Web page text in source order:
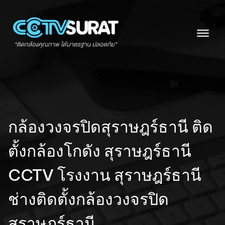
content
กล้องวงจรปิดสุราษฎร์ธานี ติด
ตั้งกล้องโกดัง สุราษฎร์ธานี
CCTV โรงงาน สุราษฎร์ธานี
ช่างติดตั้งกล้องวงจรปิด